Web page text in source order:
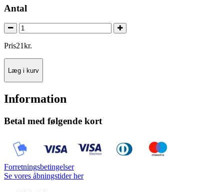
Antal
Pris21kr.
Læg i kurv
Information
Betal med følgende kort
Forretningsbetingelser
Se vores åbningstider her